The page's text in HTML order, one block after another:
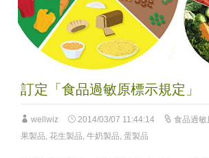
訂定「食品過敏原標示規定」
wellwiz 2014/03/07 11:44:14 食品過敏
果製品, 花生製品, 牛奶製品, 蛋製品